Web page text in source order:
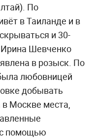
По
в Таиланде и в
и 30-
Шевченко
в розыск. По
любовницей
добывать
Москве места,
помощью